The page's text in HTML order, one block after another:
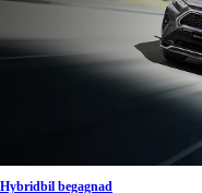
Hybridbil begagnad